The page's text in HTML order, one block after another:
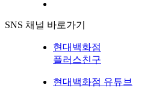
SNS 채널 바로가기
현대백화점
플러스친구
현대백화점 유튜브